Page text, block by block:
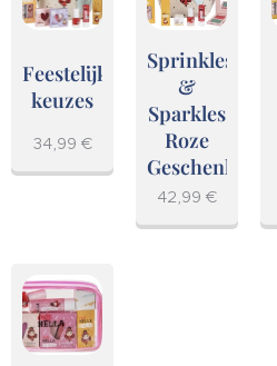
Feestelijke
keuzes
34,99 €
Sprinkles
&
Sparkles
Roze
Geschenkset
42,99 €